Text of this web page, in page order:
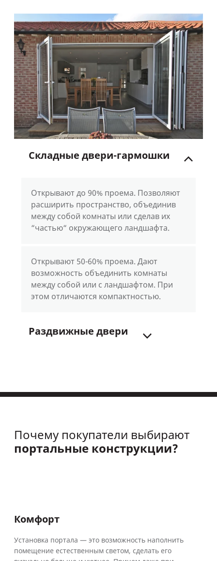
Складные двери-гармошки
Открывают до 90% проема. Позволяют
расширить пространство, объединив
между собой комнаты или сделав их
“частью“ окружающего ландшафта.
Открывают 50-60% проема. Дают
возможность объединить комнаты
между собой или с ландшафтом. При
этом отличаются компактностью.
Раздвижные двери
Почему покупатели выбирают
портальные конструкции?
Комфорт
Установка портала — это возможность наполнить
помещение естественным светом, сделать его